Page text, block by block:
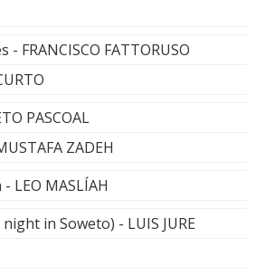
- FRANCISCO FATTORUSO
PASCOAL
ZADEH
LEO MASLÍAH
in Soweto) - LUIS JURE